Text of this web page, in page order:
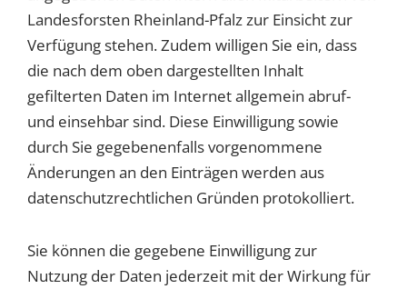
Landesforsten Rheinland-Pfalz zur Einsicht zur
Verfügung stehen. Zudem willigen Sie ein, dass
die nach dem oben dargestellten Inhalt
gefilterten Daten im Internet allgemein abruf-
und einsehbar sind. Diese Einwilligung sowie
durch Sie gegebenenfalls vorgenommene
Änderungen an den Einträgen werden aus
datenschutzrechtlichen Gründen protokolliert.
Sie können die gegebene Einwilligung zur
Nutzung der Daten jederzeit mit der Wirkung für
Cookie Laufzeit:
1 Jahr
EXTERNE MEDIEN
Um Inhalte von Videoplattformen und Social Media
Plattformen anzeigen zu können, werden von
diesen externen Medien Cookies gesetzt.